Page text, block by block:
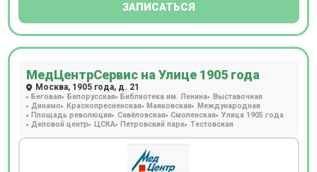
ЗАПИСАТЬСЯ
МедЦентрСервис на Улице 1905 года
Москва, 1905 года, д. 21
Беговая Белорусская Библиотека им. Ленина
Выставочная
Динамо
Краснопресненская Маяковская
Международная
Площадь революции Савёловская Смоленская Улица 1905 года
Деловой центр
ЦСКА Петровский парк Тестовская